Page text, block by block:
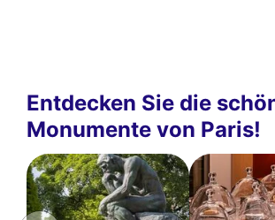
Entdecken Sie die
Monumente von Paris!